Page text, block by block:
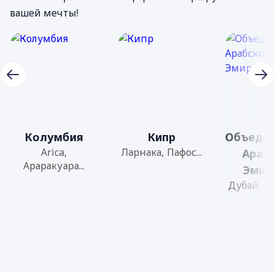
вашей мечты!
Колумбия
Arica,
Араракуара...
Кипр
Ларнака, Пафос...
Дубай,